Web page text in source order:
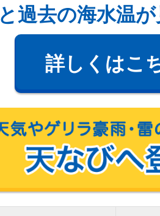
と過去の海水温
詳しくはこ